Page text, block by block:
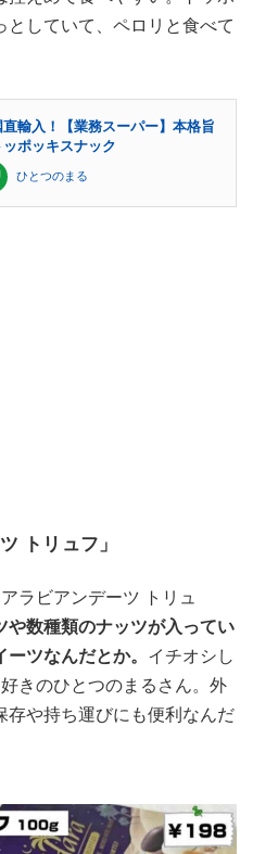
としていて、ペロリと食べて
直輸入！【業務スーパー】本格旨
ッポッキスナック
ひとつのまる
トリュフ」
ラビアンデーツ トリュ
や数種類のナッツが入ってい
ツなんだとか。 イチオシし
きのひとつのまるさん。外
存や持ち運びにも便利なんだ